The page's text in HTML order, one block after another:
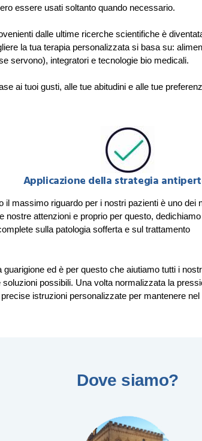
essere usati soltanto quando necessario.
dalle ultime ricerche scientifiche è
la tua terapia personalizzata si basa su:
servono), integratori e tecnologie bio medicali.
ai tuoi gusti, alle tue abitudini e alle tue
Applicazione della strategia
massimo riguardo per i nostri pazienti è uno dei
nostre attenzioni e proprio per questo,
sulla patologia sofferta e sul trattamento
guarigione ed è per questo che aiutiamo tutti i
possibili. Una volta normalizzata la
istruzioni personalizzate per mantenere nel
Dove siamo?